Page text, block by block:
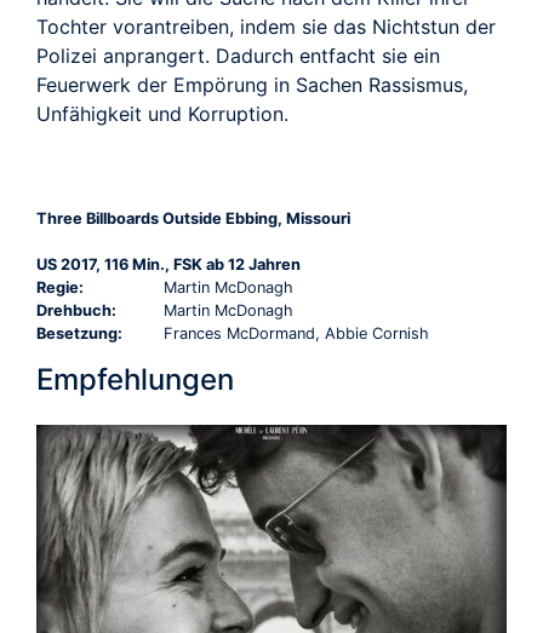
Tochter vorantreiben, indem sie das Nichtstun der
Polizei anprangert. Dadurch entfacht sie ein
Feuerwerk der Empörung in Sachen Rassismus,
Unfähigkeit und Korruption.
Three Billboards Outside Ebbing, Missouri
US 2017, 116 Min., FSK ab 12 Jahren
Regie:
Martin McDonagh
Drehbuch:
Martin McDonagh
Besetzung:
Frances McDormand, Abbie Cornish
Empfehlungen